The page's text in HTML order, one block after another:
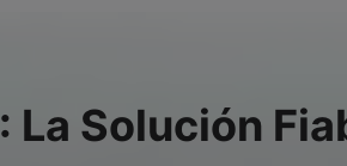
La Solución